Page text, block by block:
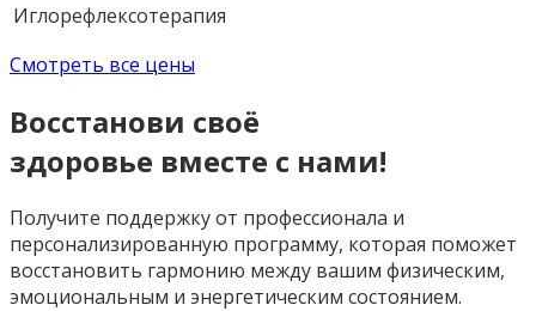
Иглорефлексотерапия
Смотреть все цены
Восстанови своё
здоровье вместе с нами!
Получите поддержку от профессионала и
персонализированную программу, которая поможет
восстановить гармонию между вашим физическим,
эмоциональным и энергетическим состоянием.